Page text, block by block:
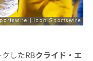
したRBクライド・エ